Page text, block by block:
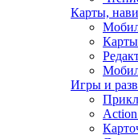
Карты,
Игры и
Action